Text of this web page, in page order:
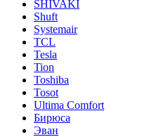
SHIVAKI
Shuft
Systemair
TCL
Tesla
Tion
Toshiba
Tosot
Ultima Comfort
Бирюса
Эван